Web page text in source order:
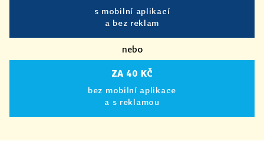
s mobilní aplikací
a bez reklam
nebo
ZA 40 KČ
bez mobilní aplikace
a s reklamou